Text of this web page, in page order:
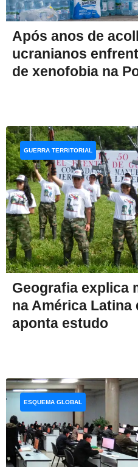
Após anos de
ucranianos
de xenofobia na
Geografia explica
na América Latina
aponta estudo
GUERRA TERRITORIAL
ESQUEMA GLOBAL